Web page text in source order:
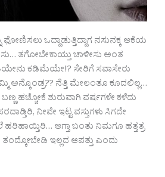
ಒದ್ದಾಡುತ್ತಿದ್ದಾಗ ನಸುನಕ್ಕ ಆಕೆಯ
ತಗೋಬೇಕಾಯ್ತು ಚಾಳೀಸು ಅಂತ
ಕಡಿಮೆಯೇ!? ಸೇರಿಗೆ ಸವಾಸೇರು
ಅನ್ಕೊಂಡ್ರ?? ನೆತ್ತಿ ಮೇಲಂತೂ ಕೂದಲಿಲ್ಲ…
ಹಚ್ಚೋಕೆ ಶುರುವಾಗಿ ವರ್ಷಗಳೇ ಕಳೆದು
ನೀವೇ ಇಟ್ಟ ವಸ್ತುಗಳು ಸಿಗದೇ
ಆಗ್ತಾ ಬಂತು ನಿಮಗೂ ಹತ್ತತ್ರ
ಇಲ್ಲದ ಆಪತ್ತು ಎಂದು